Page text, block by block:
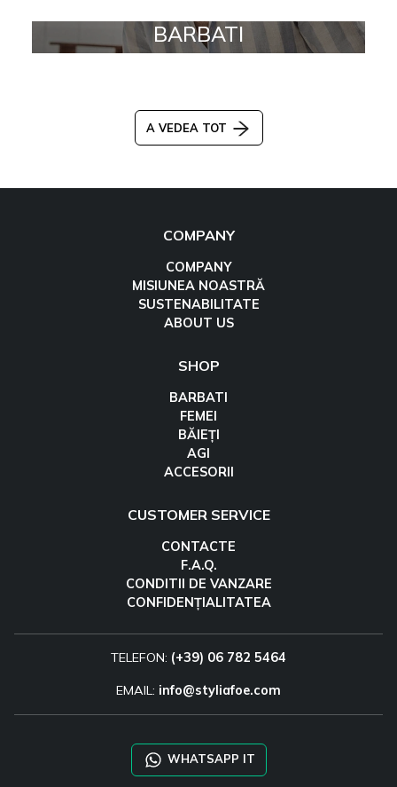
BARBATI
A VEDEA TOT
COMPANY
COMPANY
MISIUNEA NOASTRĂ
SUSTENABILITATE
ABOUT US
SHOP
BARBATI
FEMEI
BĂIEȚI
AGI
ACCESORII
CUSTOMER SERVICE
CONTACTE
F.A.Q.
CONDITII DE VANZARE
CONFIDENȚIALITATEA
TELEFON: (+39) 06 782 5464
EMAIL: info@styliafoe.com
WHATSAPP IT